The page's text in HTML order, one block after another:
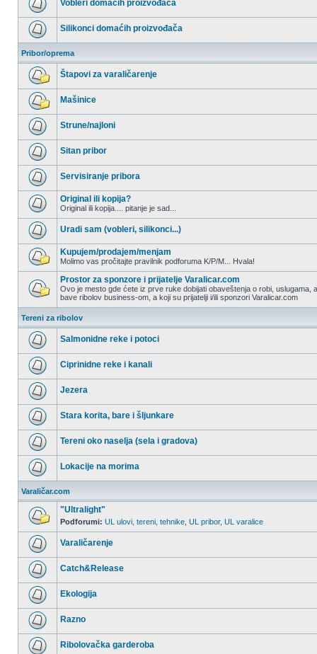
postova
Nema
nepročitanih
postova
Vobleri domaćih proizvođača
Nema
postova
Silikonci domaćih proizvođača
Pribor/oprema
Nema
nepročitanih
postova
Štapovi za varaličarenje
Nema
nepročitanih
postova
Mašinice
Nema
nepročitanih
postova
Strune/najloni
Nema
nepročitanih
postova
Sitan pribor
Nema
nepročitanih
postova
Servisiranje pribora
postova
Original ili kopija?
Original ili kopija.... pitanje je sad...
Nema
nepročitanih
postova
Uradi sam (vobleri, silikonci...)
nepročitanih
postova
Kupujem/prodajem/menjam
Molimo vas pročitajte pravilnik podforuma K/P/M... Hvala!
Nema
nepročitanih
postova
Prostor za sponzore i prijatelje Varalicar.com
Ovo je mesto gde ćete iz prve ruke dobijati obaveštenja o robi, uslugama,
bave ribolov business-om, a koji su prijatelji i/ili sponzori Varalicar.com
Tereni za ribolov
Nema
nepročitanih
postova
Salmonidne reke i potoci
Nema
nepročitanih
postova
Ciprinidne reke i kanali
Nema
nepročitanih
postova
Jezera
Nema
nepročitanih
postova
Stara korita, bare i šljunkare
Nema
nepročitanih
postova
Tereni oko naselja (sela i gradova)
Nema
postova
Lokacije na morima
Varaličar.com
postova
"Ultralight"
Podforumi: UL ulovi, tereni, tehnike UL pribor, UL varalice
Nema
nepročitanih
postova
Varaličarenje
Nema
nepročitanih
postova
Catch&Release
Nema
nepročitanih
postova
Ekologija
Nema
nepročitanih
postova
Razno
Ribolovačka garderoba